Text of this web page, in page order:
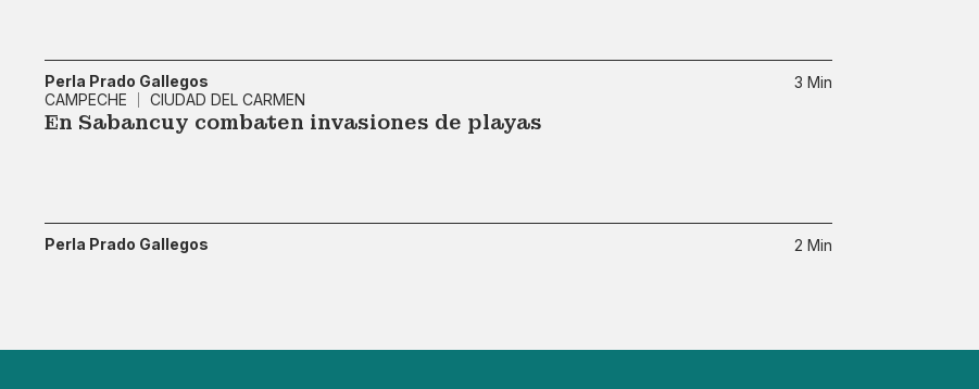
Perla Prado Gallegos
3 Min
CAMPECHE
CIUDAD DEL CARMEN
En Sabancuy combaten invasiones de playas
Perla Prado Gallegos 2 Min